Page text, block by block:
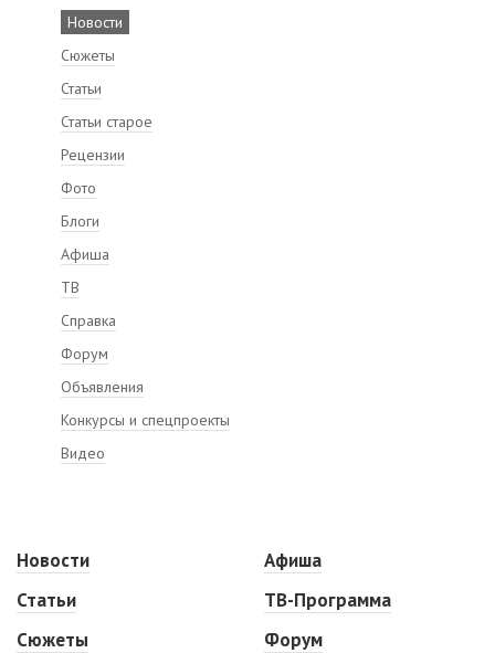
Новости
Сюжеты
Статьи
Статьи старое
Рецензии
Фото
Блоги
Афиша
ТВ
Справка
Форум
Объявления
Конкурсы и спецпроекты
Видео
Новости
Статьи
Сюжеты
Афиша
ТВ-Программа
Форум